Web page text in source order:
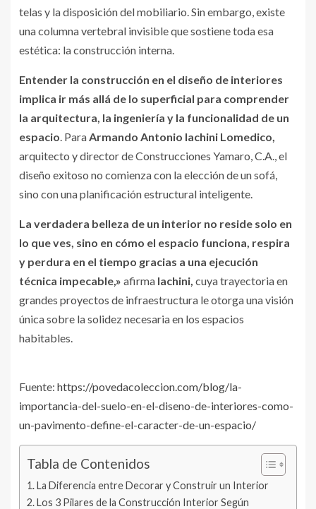
telas y la disposición del mobiliario. Sin embargo, existe
una columna vertebral invisible que sostiene toda esa
estética: la construcción interna.
Entender la construcción en el diseño de interiores
implica ir más allá de lo superficial para comprender
la arquitectura, la ingeniería y la funcionalidad de un
espacio . Para Armando Antonio Iachini Lomedico,
arquitecto y director de Construcciones Yamaro, C.A., el
diseño exitoso no comienza con la elección de un sofá,
sino con una planificación estructural inteligente.
La verdadera belleza de un interior no reside solo en
lo que ves, sino en cómo el espacio funciona, respira
y perdura en el tiempo gracias a una ejecución
técnica impecable,» afirma Iachini, cuya trayectoria en
grandes proyectos de infraestructura le otorga una visión
única sobre la solidez necesaria en los espacios
habitables.
Fuente: https://povedacoleccion.com/blog/la-
importancia-del-suelo-en-el-diseno-de-interiores-como-
un-pavimento-define-el-caracter-de-un-espacio/
Tabla de Contenidos
La Diferencia entre Decorar y Construir un Interior
Los 3 Pilares de la Construcción Interior Según